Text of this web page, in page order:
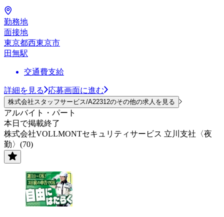
勤務地
面接地
東京都西東京市
田無駅
交通費支給
詳細を見る 応募画面に進む
株式会社スタッフサービス/A22312のその他の求人を見る
アルバイト・パート
本日で掲載終了
株式会社VOLLMONTセキュリティサービス 立川支社〈夜
勤〉(70)